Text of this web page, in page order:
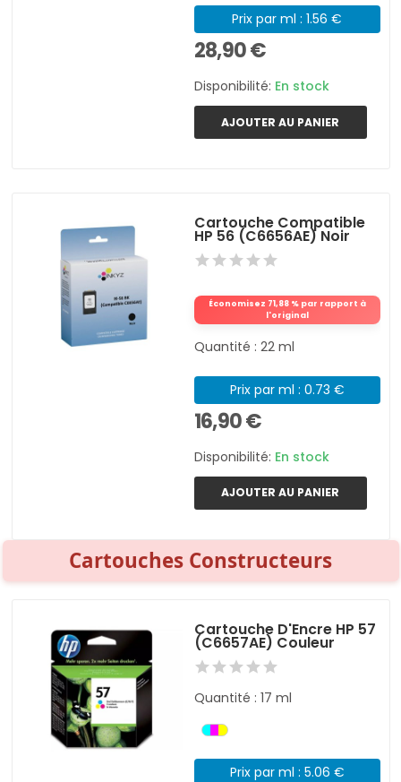
Prix par ml : 1.56 €
28,90 €
Disponibilité: En stock
AJOUTER AU PANIER
Cartouche Compatible
HP 56 (C6656AE) Noir
Économisez 71,88 % par rapport à
l'original
Quantité : 22 ml
Prix par ml : 0.73 €
16,90 €
Disponibilité: En stock
AJOUTER AU PANIER
Cartouches Constructeurs
Cartouche D'Encre HP 57
(C6657AE) Couleur
Quantité : 17 ml
Prix par ml : 5.06 €